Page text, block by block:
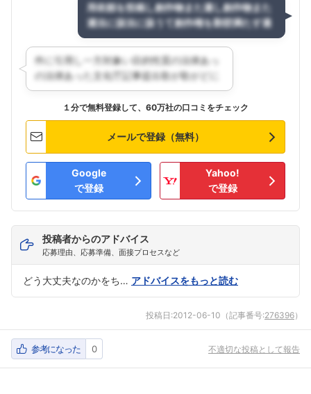
１分で無料登録して、60万社の口コミをチェック
メールで登録（無料）
Google
で登録
Yahoo!
で登録
投稿者からのアドバイス
応募理由、応募準備、面接プロセスなど
どう大丈夫なのかをち… アドバイスをもっと読む
投稿日:2012-06-10 （記事番号:276396）
参考になった 0 不適切な投稿として報告